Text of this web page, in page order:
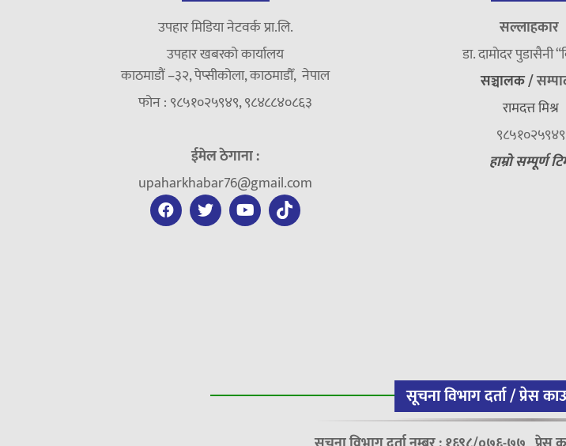
उपहार मिडिया नेटवर्क प्रा.लि.
उपहार खबरको कार्यालय
काठमाडौं –३२, पेप्सीकोला, काठमाडौँ, नेपाल
फोन : ९८५१०२५९४९, ९८४८८४०८६३
ईमेल ठेगाना :
upaharkhabar76@gmail.com
सल्लाहकार
डा. दामाेदर पुडासैनी
सञ्चालक /
रामदत्त मिश्र
९८५१०२५९४९
हाम्रो सम्पूर्ण
सूचना विभाग दर्ता / प्रेस